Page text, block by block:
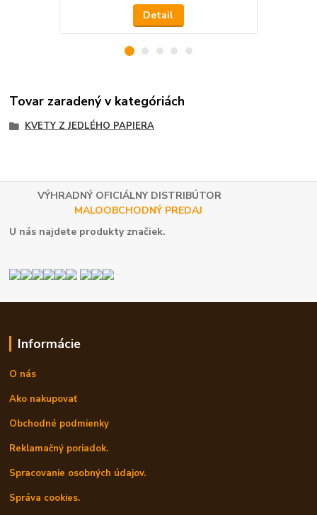
Detail
Tovar zaradený v kategóriách
KVETY Z JEDLÉHO PAPIERA
VÝHRADNÝ OFICIÁLNY DISTRIBÚTOR
MALOOBCHODNÝ PREDAJ
U nás najdete produkty značiek.
Informácie
O nás
Ako nakupovať
Obchodné podmienky
Reklamačný poriadok.
Spracovanie osobných údajov.
Správa cookies.